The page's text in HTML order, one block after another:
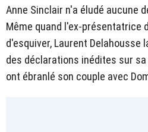
Anne Sinclair n'a éludé aucune
Même quand l'ex-présentatrice
d'esquiver, Laurent Delahousse
des déclarations inédites sur
ont ébranlé son couple avec